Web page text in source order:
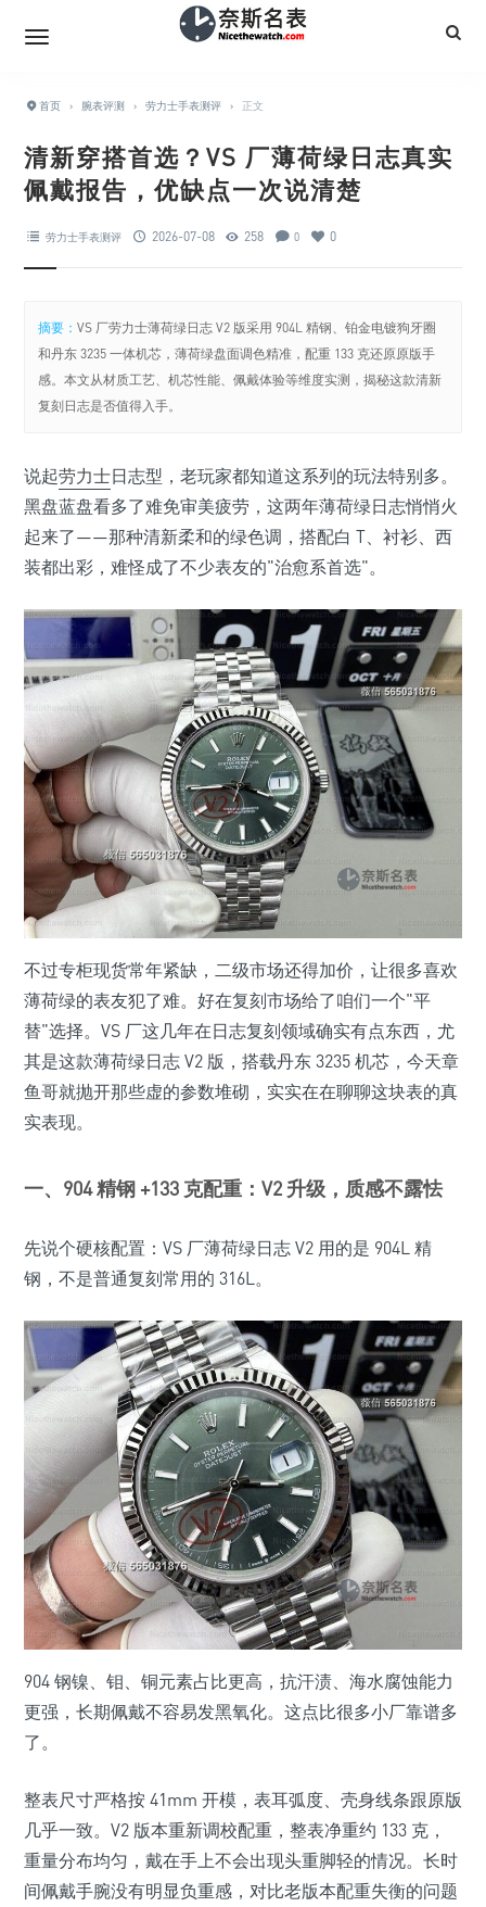
首页 › 腕表评测 › 劳力士手表测评 › 正文
清新穿搭首选？VS 厂薄荷绿日志真实
佩戴报告，优缺点一次说清楚
劳力士手表测评 2026-07-08 258 0 0
摘要：VS 厂劳力士薄荷绿日志 V2 版采用 904L 精钢、铂金电镀狗牙圈
和丹东 3235 一体机芯，薄荷绿盘面调色精准，配重 133 克还原原版手
感。本文从材质工艺、机芯性能、佩戴体验等维度实测，揭秘这款清新
复刻日志是否值得入手。
说起劳力士日志型，老玩家都知道这系列的玩法特别多。
黑盘蓝盘看多了难免审美疲劳，这两年薄荷绿日志悄悄火
起来了——那种清新柔和的绿色调，搭配白 T、衬衫、西
装都出彩，难怪成了不少表友的"治愈系首选"。
不过专柜现货常年紧缺，二级市场还得加价，让很多喜欢
薄荷绿的表友犯了难。好在复刻市场给了咱们一个"平
替"选择。VS 厂这几年在日志复刻领域确实有点东西，尤
其是这款薄荷绿日志 V2 版，搭载丹东 3235 机芯，今天章
鱼哥就抛开那些虚的参数堆砌，实实在在聊聊这块表的真
实表现。
一、904 精钢 +133 克配重：V2 升级，质感不露怯
先说个硬核配置：VS 厂薄荷绿日志 V2 用的是 904L 精
钢，不是普通复刻常用的 316L。
904 钢镍、钼、铜元素占比更高，抗汗渍、海水腐蚀能力
更强，长期佩戴不容易发黑氧化。这点比很多小厂靠谱多
了。
整表尺寸严格按 41mm 开模，表耳弧度、壳身线条跟原版
几乎一致。V2 版本重新调校配重，整表净重约 133 克，
重量分布均匀，戴在手上不会出现头重脚轻的情况。长时
间佩戴手腕没有明显负重感，对比老版本配重失衡的问题